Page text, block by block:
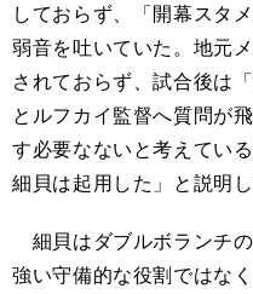
しておらず、「開幕スタ
弱音を吐いていた。地元
されておらず、試合後は
とルフカイ監督へ質問が
す必要なないと考えてい
細貝は起用した」と説明し
細貝はダブルボランチ
強い守備的な役割ではな